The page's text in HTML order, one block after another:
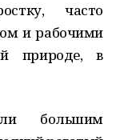
часто
и рабочими
природе, в
большим